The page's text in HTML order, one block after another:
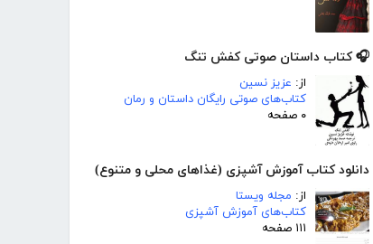
🎧 کتاب داستان صوتی کفش تنگ
از: عزیز نسین
کتاب‌های صوتی رایگان داستان و رمان
۰ صفحه
دانلود کتاب آموزش آشپزی (غذاهای محلی و متنوع)
از: مجله ویستا
کتاب‌های آموزش آشپزی
۱۱۱ صفحه